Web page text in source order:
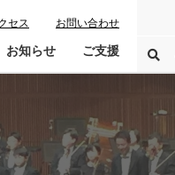
セス お問い合わせ
お知らせ ご支援
寄付控除について